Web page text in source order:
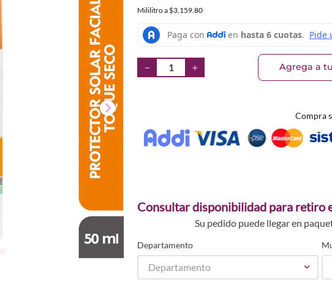
Mililitroa $3,159.80
＋
－ Agrega a
Compra
Consultar disponibilidad para retiro
Su pedido puede llegar en
Departamento
Departamento